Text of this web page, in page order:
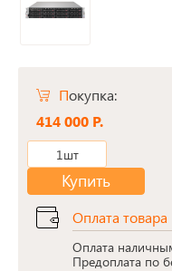
Покупка:
414 000 Р.
1шт
Купить
Оплата товара
Оплата
Предоплата по